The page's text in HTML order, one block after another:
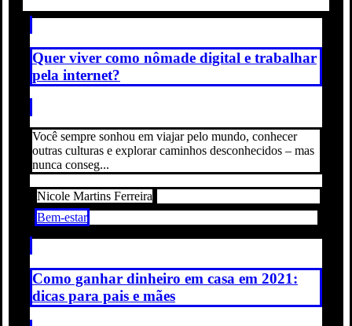
Quer viver como nômade digital e trabalhar
pela internet?
Você sempre sonhou em viajar pelo mundo, conhecer
outras culturas e explorar caminhos desconhecidos – mas
nunca conseg...
Nicole Martins Ferreira
Bem-estar
Como ganhar dinheiro em casa em 2021:
dicas para pais e mães